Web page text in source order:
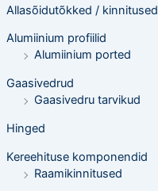
o
t
s
i
n
Allasõidutõkked / kinnitused
Alumiinium profiilid
Alumiinium ported
Gaasivedrud
Gaasivedru tarvikud
Hinged
Kereehituse komponendid
Raamikinnitused